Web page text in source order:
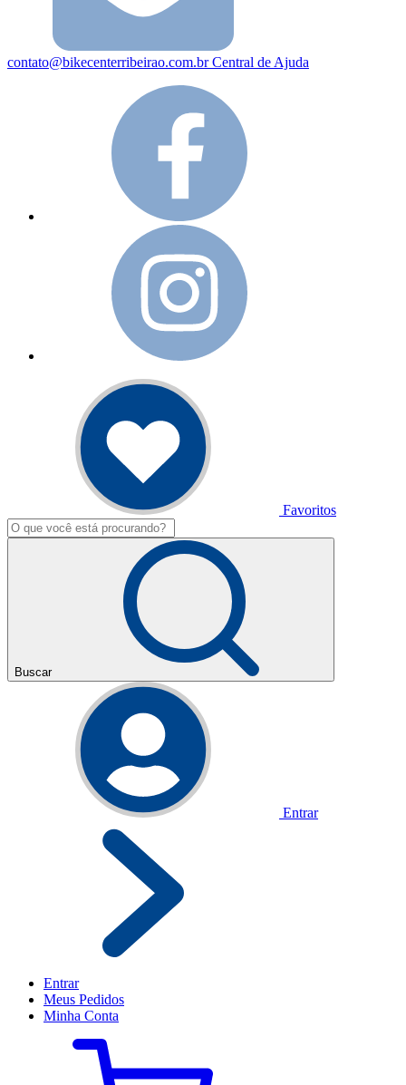
contato@bikecenterribeirao.com.brCentral de Ajuda
Favoritos
Buscar
Entrar
Entrar
Meus Pedidos
Minha Conta